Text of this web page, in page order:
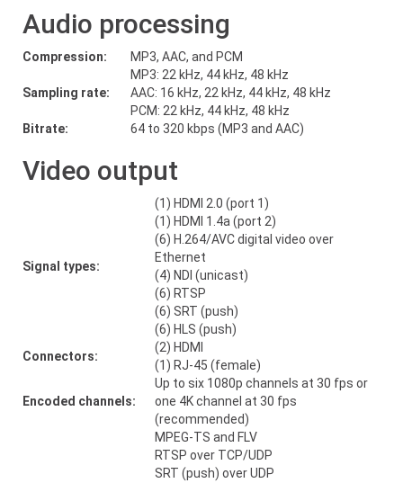
Audio processing
Compression: MP3, AAC, and PCM
Sampling rate:
MP3: 22 kHz, 44 kHz, 48 kHz
AAC: 16 kHz, 22 kHz, 44 kHz, 48 kHz
PCM: 22 kHz, 44 kHz, 48 kHz
Bitrate:
64 to 320 kbps (MP3 and AAC)
Video output
Signal types:
(1) HDMI 2.0 (port 1)
(1) HDMI 1.4a (port 2)
(6) H.264/AVC digital video over
Ethernet
(4) NDI (unicast)
(6) RTSP
(6) SRT (push)
(6) HLS (push)
Connectors:
(2) HDMI
(1) RJ-45 (female)
Encoded channels:
Up to six 1080p channels at 30 fps or
one 4K channel at 30 fps
(recommended)
MPEG-TS and FLV
RTSP over TCP/UDP
SRT (push) over UDP